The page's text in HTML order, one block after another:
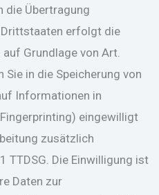
die Übertragung
Drittstaaten erfolgt die
Grundlage von Art.
Sie in die Speicherung von
Informationen in
eingewilligt
zusätzlich
TTDSG. Die Einwilligung ist
Daten zur